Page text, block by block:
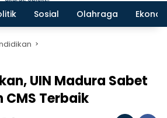
Sosial Olahraga
UIN Madura Sabet
CMS Terbaik